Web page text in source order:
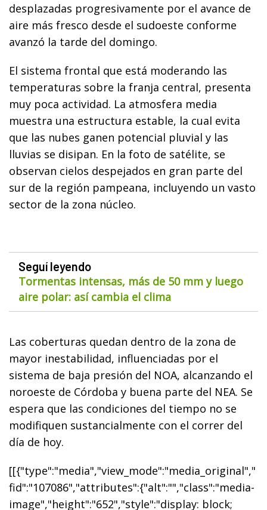
desplazadas progresivamente por el avance de
aire más fresco desde el sudoeste conforme
avanzó la tarde del domingo.
El sistema frontal que está moderando las
temperaturas sobre la franja central, presenta
muy poca actividad. La atmosfera media
muestra una estructura estable, la cual evita
que las nubes ganen potencial pluvial y las
lluvias se disipan. En la foto de satélite, se
observan cielos despejados en gran parte del
sur de la región pampeana, incluyendo un vasto
sector de la zona núcleo.
Seguí leyendo
Tormentas intensas, más de 50 mm y luego
aire polar: así cambia el clima
Las coberturas quedan dentro de la zona de
mayor inestabilidad, influenciadas por el
sistema de baja presión del NOA, alcanzando el
noroeste de Córdoba y buena parte del NEA. Se
espera que las condiciones del tiempo no se
modifiquen sustancialmente con el correr del
día de hoy.
[[{"type":"media","view_mode":"media_original","
fid":"107086","attributes":{"alt":"","class":"media-
image","height":"652","style":"display: block;